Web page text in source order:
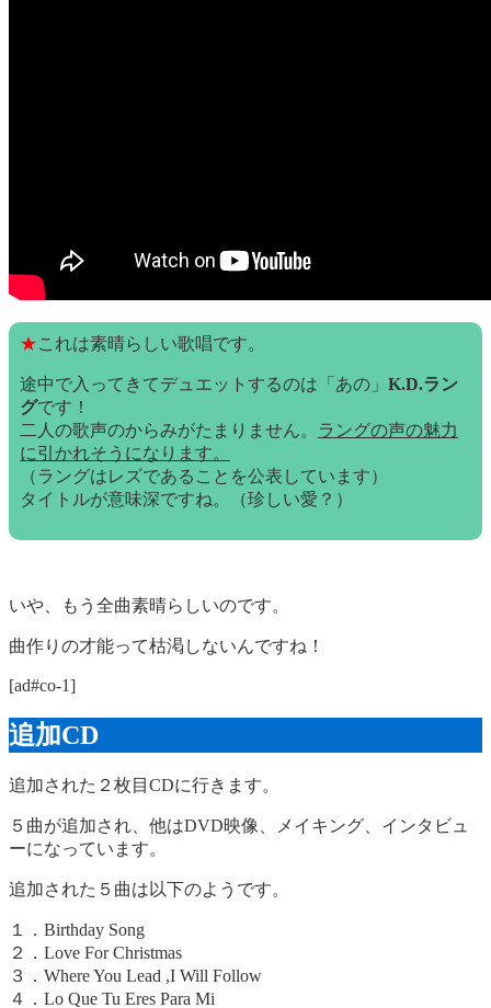
★これは素晴らしい歌唱です。
途中で入ってきてデュエットするのは「あの」 K.D.ラン
グです！
二人の歌声のからみがたまりません。 ラングの声の魅力
に引かれそうになります。
（ラングはレズであることを公表しています）
タイトルが意味深ですね。（珍しい愛？）
いや、もう全曲素晴らしいのです。
曲作りの才能って枯渇しないんですね！
[ad#co-1]
追加CD
追加された２枚目CDに行きます。
５曲が追加され、他はDVD映像、メイキング、インタビュ
ーになっています。
追加された５曲は以下のようです。
１．Birthday Song
２．Love For Christmas
３．Where You Lead ,I Will Follow
４．Lo Que Tu Eres Para Mi